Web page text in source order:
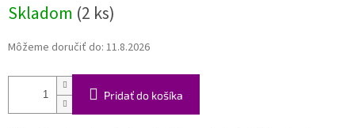
Skladom (2 ks)
Môžeme doručiť do: 11.8.2026
Pridať do košíka